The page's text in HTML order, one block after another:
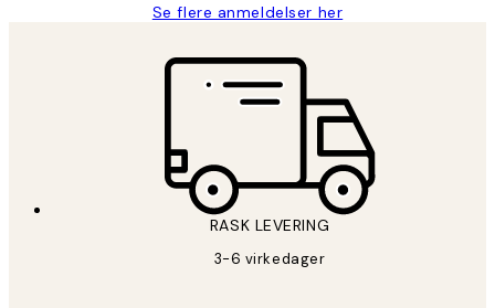
Se flere anmeldelser her
RASK LEVERING
3-6 virkedager